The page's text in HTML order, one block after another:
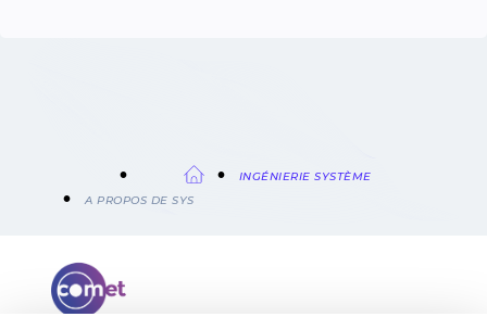
FIL
INGÉNIERIE SYSTÈME
A PROPOS DE SYS